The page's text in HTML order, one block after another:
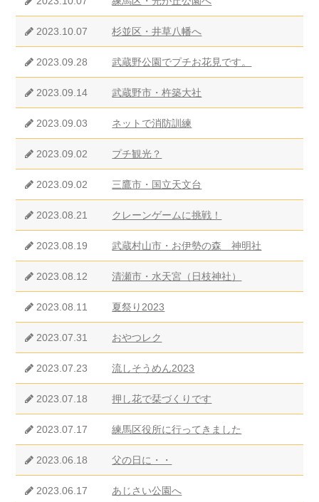
2023.10.07 杉並区・井草八幡へ
2023.09.28 武蔵野公園でプチお花見です。
2023.09.14 武蔵野市・杵築大社
2023.09.03 ネットで消防訓練
2023.09.02 プチ観光？
2023.09.02 三鷹市・国立天文台
2023.08.21 クレーンゲームに挑戦！
2023.08.19 武蔵村山市・お伊勢の森 神明社
2023.08.12 清瀬市・水天宮（日枝神社）
2023.08.11 夏祭り2023
2023.07.31 おやつレク
2023.07.23 流しそうめん2023
2023.07.18 押し花で栞づくりです
2023.07.17 練馬区役所に行ってきました
2023.06.18 父の日に・・
2023.06.17 あじさい公園へ